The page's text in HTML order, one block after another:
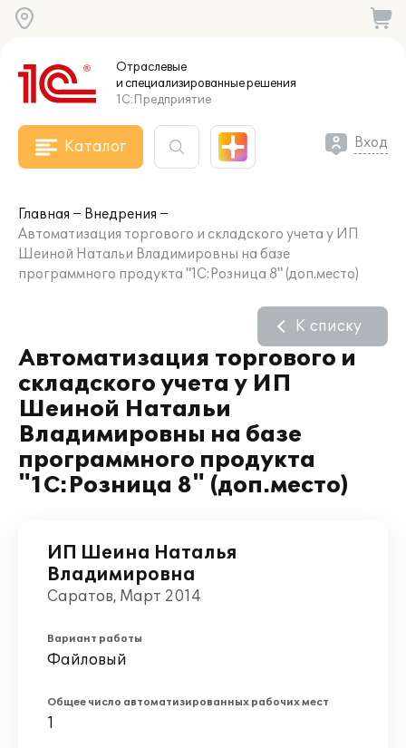
Отраслевые
и специализированныерешения
1С:Предприятие
Каталог Вход
Главная
Внедрения
Автоматизация торгового и складского учета у ИП
Шеиной Натальи Владимировны на базе
программного продукта "1С:Розница 8" (доп.место)
Автоматизация торгового и
складского учета у ИП
Шеиной Натальи
Владимировны на базе
программного продукта
"1С:Розница 8" (доп.место)
К списку
ИП Шеина Наталья
Владимировна
Саратов, Март 2014
Вариант работы
Файловый
Общее число автоматизированных рабочих мест
1